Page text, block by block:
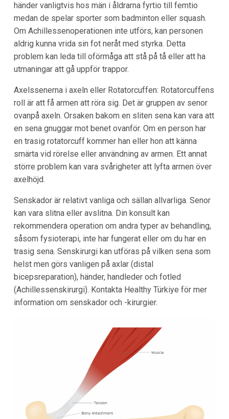
händer vanligtvis hos män i åldrarna fyrtio till femtio
medan de spelar sporter som badminton eller squash.
Om Achillessenoperationen inte utförs, kan personen
aldrig kunna vrida sin fot neråt med styrka. Detta
problem kan leda till oförmåga att stå på tå eller att ha
utmaningar att gå uppför trappor.
Axelssenerna i axeln eller Rotatorcuffen: Rotatorcuffens
roll är att få armen att röra sig. Det är gruppen av senor
ovanpå axeln. Orsaken bakom en sliten sena kan vara att
en sena gnuggar mot benet ovanför. Om en person har
en trasig rotatorcuff kommer han eller hon att känna
smärta vid rörelse eller användning av armen. Ett annat
större problem kan vara svårigheter att lyfta armen över
axelhöjd.
Senskador är relativt vanliga och sällan allvarliga. Senor
kan vara slitna eller avslitna. Din konsult kan
rekommendera operation om andra typer av behandling,
såsom fysioterapi, inte har fungerat eller om du har en
trasig sena. Senskirurgi kan utföras på vilken sena som
helst men görs vanligen på axlar (distal
bicepsreparation), händer, handleder och fotled
(Achillessenskirurgi). Kontakta Healthy Türkiye för mer
information om senskador och -kirurgier.